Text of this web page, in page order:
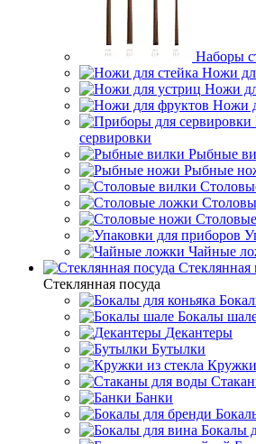
Наборы
Ножи
Ножи
Ножи
сервировки
Рыбные
Рыбные
Чайные
Стеклянная
Стеклянная посуда
Бокалы
Декантеры
Бутылки
Кружки
Банки
Бокалы